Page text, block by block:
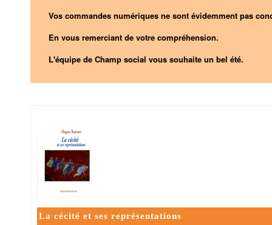
Vos commandes numériques ne sont évidemment pas
En vous remerciant de votre compréhension.
L'équipe de Champ social vous souhaite un bel été.
La cécité et ses représentations